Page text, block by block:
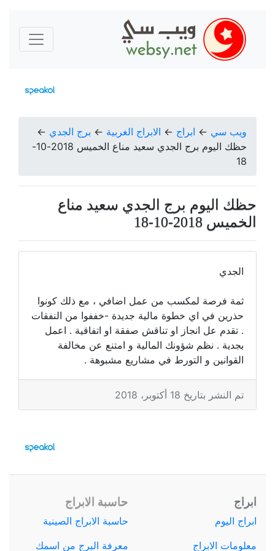
ويب سي ← ابراج ← الابراج الغربية ← برج الجدي ←
حظك اليوم برج الجدي سعيد مناع الخميس 2018-10-
18
حظك اليوم برج الجدي سعيد مناع
الخميس 2018-10-18
الجدي
ثمة فرصة لمكسب من عمل اضافي ، مع ذلك كونوا
حذرين في اي خطوة مالية جديدة -خففوا من النفقات
. تقدم عل انجاز او تناقش صفقة او اتفاقية . اعمل
بجدية . نظم شؤونك المالية و امتنع عن مخالفة
القوانين و التورط في مشاريع مشبوهة .
تم النشر بتاريخ 18 أكتوبر، 2018
ابراج
ابراج اليوم
معلومات الابراج
حاسبة الابراج
حاسبة الابراج الصينية
معرفة البرج من اسمك